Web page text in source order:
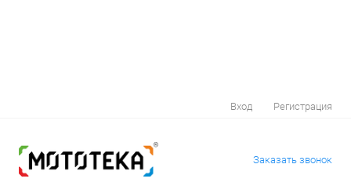
Вход Регистрация
Заказать звонок